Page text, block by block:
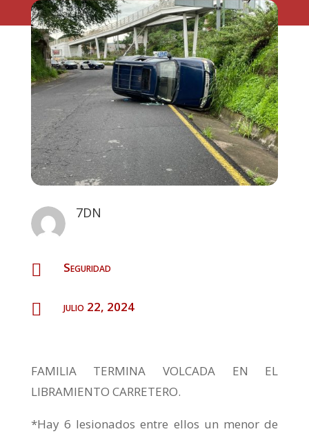
7DN
 Seguridad
 julio 22, 2024
FAMILIA TERMINA VOLCADA EN EL
LIBRAMIENTO CARRETERO.
*Hay 6 lesionados entre ellos un menor de